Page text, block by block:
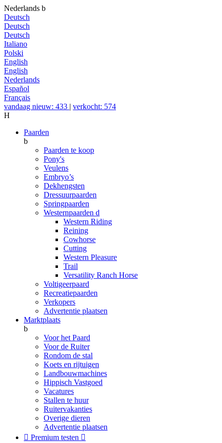
Nederlands b
Deutsch
Deutsch
Deutsch
Italiano
Polski
English
English
Nederlands
Español
Français
vandaag nieuw: 433 | verkocht: 574
H
Paarden
b
Paarden te koop
Pony's
Veulens
Embryo’s
Dekhengsten
Dressuurpaarden
Springpaarden
Westernpaarden d
Western Riding
Reining
Cowhorse
Cutting
Western Pleasure
Trail
Versatility Ranch Horse
Voltigeerpaard
Recreatiepaarden
Verkopers
Advertentie plaatsen
Marktplaats
b
Voor het Paard
Voor de Ruiter
Rondom de stal
Koets en rijtuigen
Landbouwmachines
Hippisch Vastgoed
Vacatures
Stallen te huur
Ruitervakanties
Overige dieren
Advertentie plaatsen
 Premium testen 